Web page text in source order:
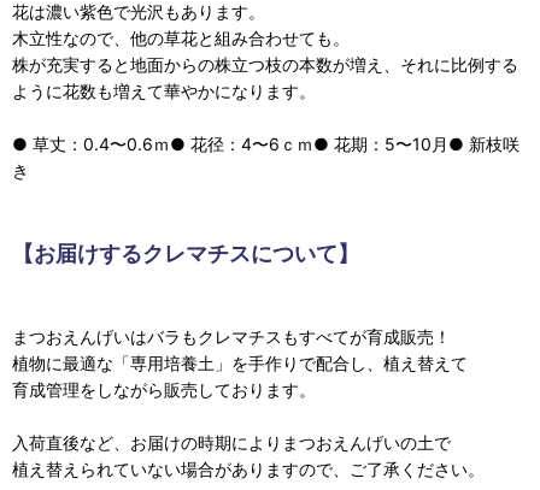
花は濃い紫色で光沢もあります。
木立性なので、他の草花と組み合わせても。
株が充実すると地面からの株立つ枝の本数が増え、それに比例する
ように花数も増えて華やかになります。
● 草丈：0.4〜0.6ｍ● 花径：4〜6ｃｍ● 花期：5〜10月● 新枝咲
き
【お届けするクレマチスについて】
まつおえんげいはバラもクレマチスもすべてが育成販売！
植物に最適な「専用培養土」を手作りで配合し、植え替えて
育成管理をしながら販売しております。
入荷直後など、お届けの時期によりまつおえんげいの土で
植え替えられていない場合がありますので、ご了承ください。